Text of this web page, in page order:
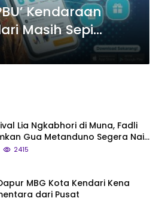
Kendaraan
Masih Sepi
Lia Ngkabhori di Muna, Fadli
Gua Metanduno Segera Naik
Cagar Budaya Nasional
2415
MBG Kota Kendari Kena
dari Pusat